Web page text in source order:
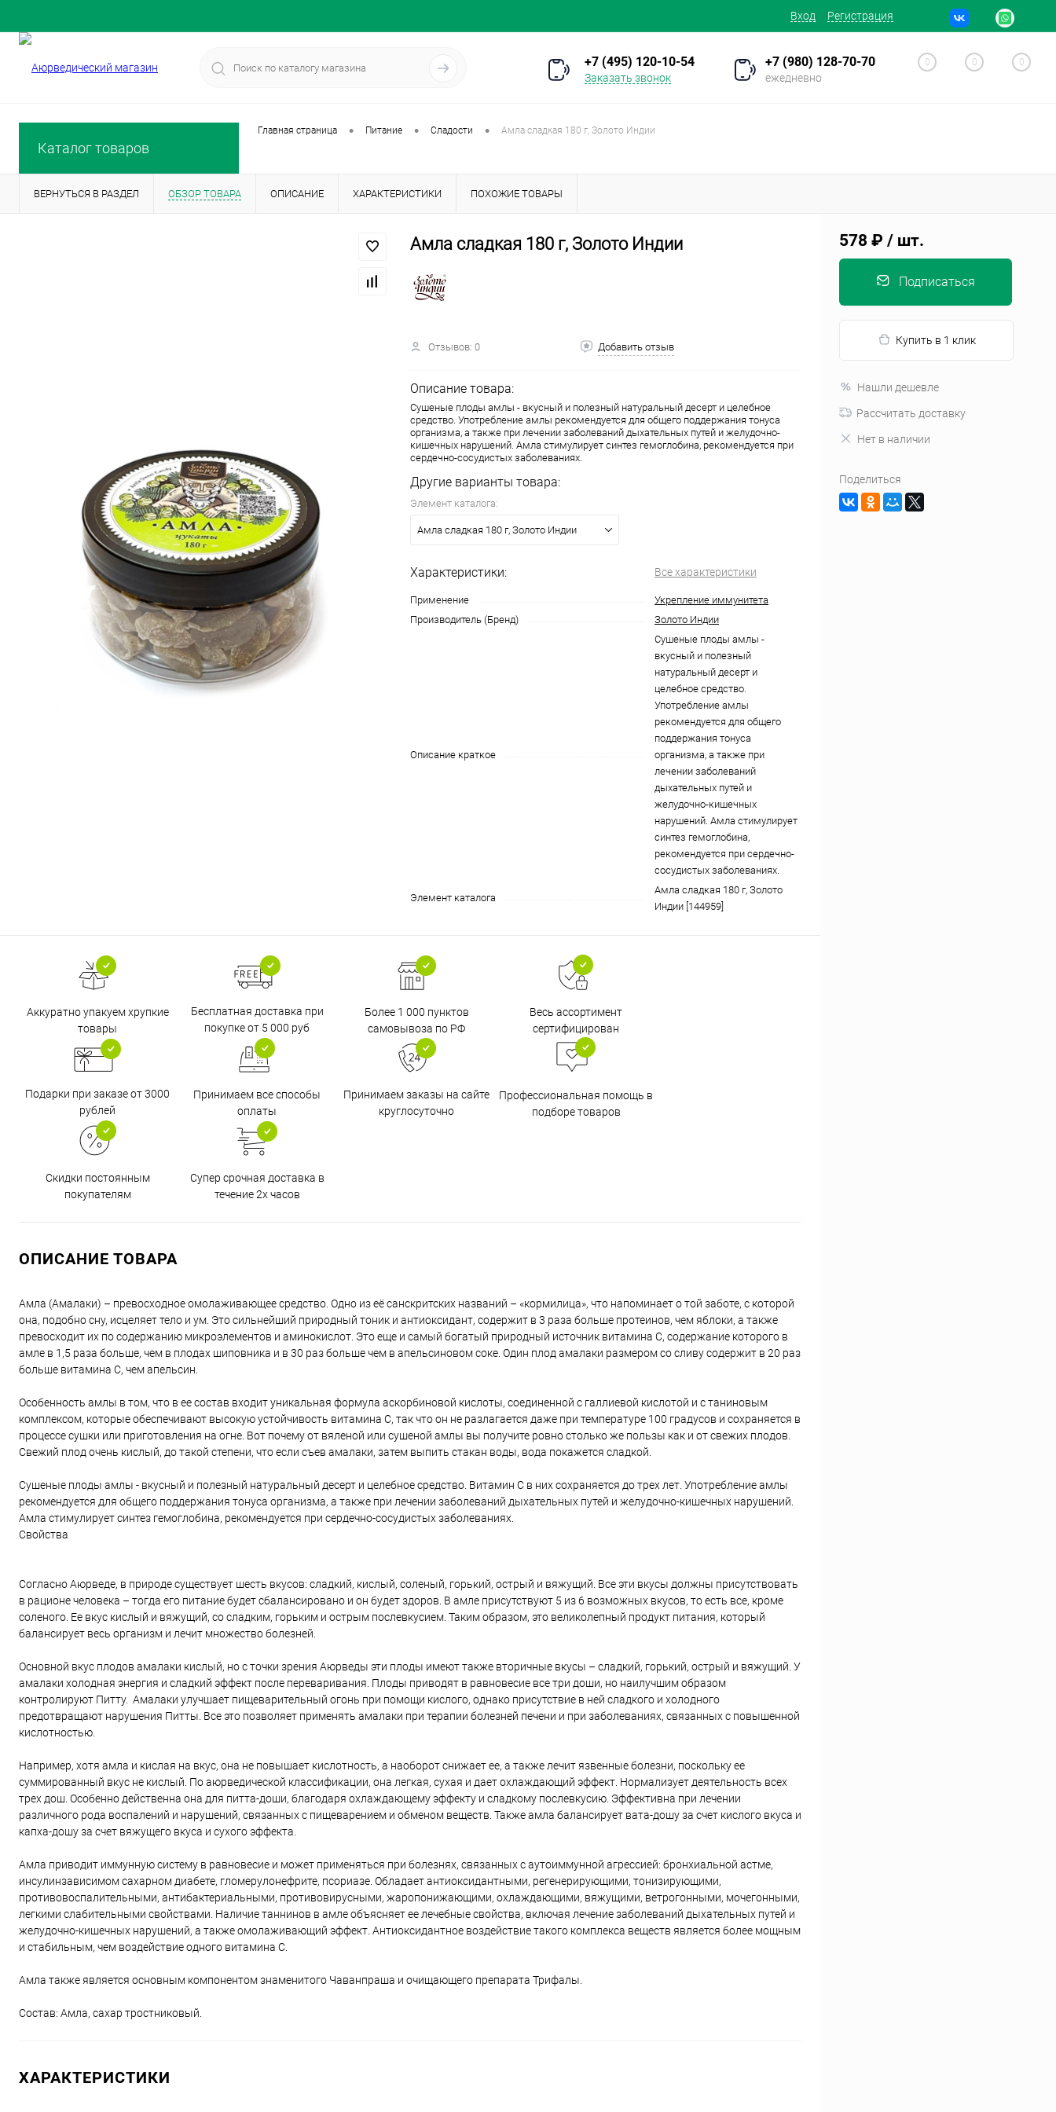
Вход Регистрация
+7 (495) 120-10-54
Заказать звонок
+7 (980) 128-70-70
ежедневно
0 0 0
Каталог товаров
Главная страница • Питание • Сладости • Амла сладкая 180 г, Золото Индии
ВЕРНУТЬСЯ В РАЗДЕЛ ОБЗОР ТОВАРА ОПИСАНИЕ ХАРАКТЕРИСТИКИ ПОХОЖИЕ ТОВАРЫ
Амла сладкая 180 г, Золото Индии
Отзывов: 0 Добавить отзыв
Описание товара:
Сушеные плоды амлы - вкусный и полезный натуральный десерт и целебное
средство. Употребление амлы рекомендуется для общего поддержания тонуса
организма, а также при лечении заболеваний дыхательных путей и желудочно-
кишечных нарушений. Амла стимулирует синтез гемоглобина, рекомендуется при
сердечно-сосудистых заболеваниях.
Другие варианты товара:
Элемент каталога:
Амла сладкая 180 г, Золото Индии
Характеристики: Все характеристики
Применение
Укрепление иммунитета
Производитель (Бренд)
Золото Индии
Описание краткое
Сушеные плоды амлы -
вкусный и полезный
натуральный десерт и
целебное средство.
Употребление амлы
рекомендуется для общего
поддержания тонуса
организма, а также при
лечении заболеваний
дыхательных путей и
желудочно-кишечных
нарушений. Амла стимулирует
синтез гемоглобина,
рекомендуется при сердечно-
сосудистых заболеваниях.
Элемент каталога
Амла сладкая 180 г, Золото
Индии [144959]
Аккуратно упакуем хрупкие
товары
Бесплатная доставка при
покупке от 5 000 руб
Более 1 000 пунктов
самовывоза по РФ
Весь ассортимент
сертифицирован
Подарки при заказе от 3000
рублей
Принимаем все способы
оплаты
Принимаем заказы на сайте
круглосуточно
Профессиональная помощь в
подборе товаров
Скидки постоянным
покупателям
Супер срочная доставка в
течение 2х часов
ОПИСАНИЕ ТОВАРА
Амла (Амалаки) – превосходное омолаживающее средство. Одно из её санскритских названий – «кормилица», что напоминает о той заботе, с которой
она, подобно сну, исцеляет тело и ум. Это сильнейший природный тоник и антиоксидант, содержит в 3 раза больше протеинов, чем яблоки, а также
превосходит их по содержанию микроэлементов и аминокислот. Это еще и самый богатый природный источник витамина С, содержание которого в
амле в 1,5 раза больше, чем в плодах шиповника и в 30 раз больше чем в апельсиновом соке. Один плод амалаки размером со сливу содержит в 20 раз
больше витамина С, чем апельсин.
Особенность амлы в том, что в ее состав входит уникальная формула аскорбиновой кислоты, соединенной с галлиевой кислотой и с таниновым
комплексом, которые обеспечивают высокую устойчивость витамина С, так что он не разлагается даже при температуре 100 градусов и сохраняется в
процессе сушки или приготовления на огне. Вот почему от вяленой или сушеной амлы вы получите ровно столько же пользы как и от свежих плодов.
Свежий плод очень кислый, до такой степени, что если съев амалаки, затем выпить стакан воды, вода покажется сладкой.
Сушеные плоды амлы - вкусный и полезный натуральный десерт и целебное средство. Витамин С в них сохраняется до трех лет. Употребление амлы
рекомендуется для общего поддержания тонуса организма, а также при лечении заболеваний дыхательных путей и желудочно-кишечных нарушений.
Амла стимулирует синтез гемоглобина, рекомендуется при сердечно-сосудистых заболеваниях.
Свойства
Согласно Аюрведе, в природе существует шесть вкусов: сладкий, кислый, соленый, горький, острый и вяжущий. Все эти вкусы должны присутствовать
в рационе человека – тогда его питание будет сбалансировано и он будет здоров. В амле присутствуют 5 из 6 возможных вкусов, то есть все, кроме
соленого. Ее вкус кислый и вяжущий, со сладким, горьким и острым послевкусием. Таким образом, это великолепный продукт питания, который
балансирует весь организм и лечит множество болезней.
Основной вкус плодов амалаки кислый, но с точки зрения Аюрведы эти плоды имеют также вторичные вкусы – сладкий, горький, острый и вяжущий. У
амалаки холодная энергия и сладкий эффект после переваривания. Плоды приводят в равновесие все три доши, но наилучшим образом
контролируют Питту. Амалаки улучшает пищеварительный огонь при помощи кислого, однако присутствие в ней сладкого и холодного
предотвращают нарушения Питты. Все это позволяет применять амалаки при терапии болезней печени и при заболеваниях, связанных с повышенной
кислотностью.
Например, хотя амла и кислая на вкус, она не повышает кислотность, а наоборот снижает ее, а также лечит язвенные болезни, поскольку ее
суммированный вкус не кислый. По аюрведической классификации, она легкая, сухая и дает охлаждающий эффект. Нормализует деятельность всех
трех дош. Особенно действенна она для питта-доши, благодаря охлаждающему эффекту и сладкому послевкусию. Эффективна при лечении
различного рода воспалений и нарушений, связанных с пищеварением и обменом веществ. Также амла балансирует вата-дошу за счет кислого вкуса и
капха-дошу за счет вяжущего вкуса и сухого эффекта.
Амла приводит иммунную систему в равновесие и может применяться при болезнях, связанных с аутоиммунной агрессией: бронхиальной астме,
инсулинзависимом сахарном диабете, гломерулонефрите, псориазе. Обладает антиоксидантными, регенерирующими, тонизирующими,
противовоспалительными, антибактериальными, противовирусными, жаропонижающими, охлаждающими, вяжущими, ветрогонными, мочегонными,
легкими слабительными свойствами. Наличие таннинов в амле объясняет ее лечебные свойства, включая лечение заболеваний дыхательных путей и
желудочно-кишечных нарушений, а также омолаживающий эффект. Антиоксидантное воздействие такого комплекса веществ является более мощным
и стабильным, чем воздействие одного витамина С.
Амла также является основным компонентом знаменитого Чаванпраша и очищающего препарата Трифалы.
Состав: Амла, сахар тростниковый.
ХАРАКТЕРИСТИКИ
578 ₽ / шт.
Подписаться
Купить в 1 клик
Нашли дешевле
Рассчитать доставку
Нет в наличии
Поделиться